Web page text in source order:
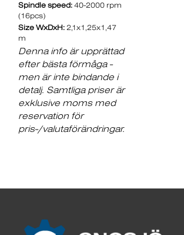
Spindle speed: 40-2000 rpm
(16pcs)
Size WxDxH: 2,1x1,25x1,47
m
Denna info är upprättad
efter bästa förmåga -
men är inte bindande i
detalj. Samtliga priser är
exklusive moms med
reservation för
pris-/valutaförändringar.